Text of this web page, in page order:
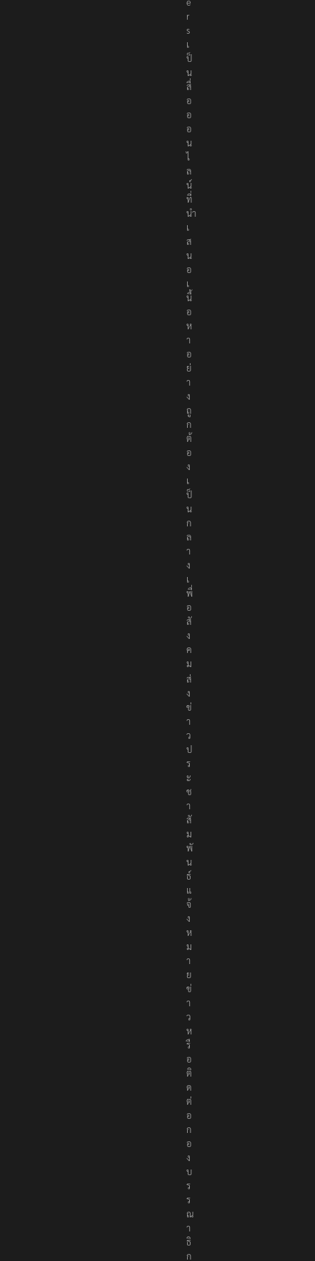
r
s
เ
ป็
น
สื่
อ
อ
อ
น
ไ
ล
น์
ที่
นำ
เ
ส
น
อ
เ
นื้
อ
ห
า
อ
ย่
า
ง
ถู
ก
ต้
อ
ง
เ
ป็
น
ก
ล
า
ง
เ
พื่
อ
สั
ง
ค
ม
ส่
ง
ข่
า
ว
ป
ร
ะ
ช
า
สั
ม
พั
น
ธ์
แ
จ้
ง
ห
ม
า
ย
ข่
า
ว
ห
รื
อ
ติ
ด
ต่
อ
ก
อ
ง
บ
ร
ร
ณ
า
ธิ
ก